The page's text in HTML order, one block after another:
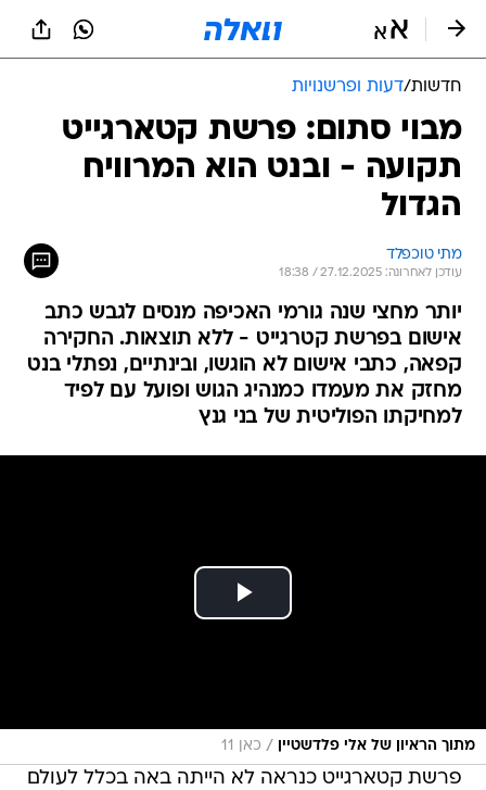
חדשות/דעות ופרשנויות
מבוי סתום: פרשת קטארגייט
תקועה - ובנט הוא המרוויח
הגדול
מתי טוכפלד
עודכן לאחרונה: 27.12.2025 / 18:38
יותר מחצי שנה גורמי האכיפה מנסים לגבש כתב
אישום בפרשת קטרגייט - ללא תוצאות. החקירה
קפאה, כתבי אישום לא הוגשו, ובינתיים, נפתלי בנט
מחזק את מעמדו כמנהיג הגוש ופועל עם לפיד
למחיקתו הפוליטית של בני גנץ
מתוך הראיון של אלי פלדשטיין / כאן 11
פרשת קטארגייט כנראה לא הייתה באה בכלל לעולם